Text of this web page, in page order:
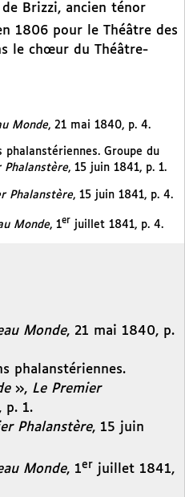
Brizzi, ancien ténor
1806 pour le Théâtre des
le chœur du Théâtre-
Monde, 21 mai 1840, p. 4.
phalanstériennes. Groupe du
Phalanstère, 15 juin 1841, p. 1.
Phalanstère, 15 juin 1841, p. 4.
Monde, 1er juillet 1841, p. 4.
Monde, 21 mai 1840, p.
phalanstériennes.
», Le Premier
p. 1.
Phalanstère, 15 juin
Monde, 1er juillet 1841,